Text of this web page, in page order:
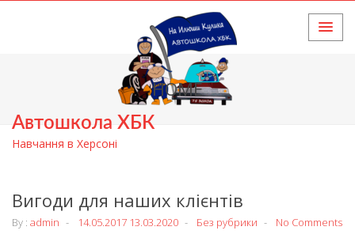
Автошкола ХБК
Навчання в Херсоні
HOME
Вигоди для наших клієнтів
By : admin 14.05.2017 13.03.2020 Без рубрики No Comments